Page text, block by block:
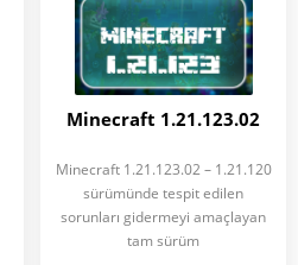
Minecraft 1.21.123.02
Minecraft 1.21.123.02 – 1.21.120
sürümünde tespit edilen
sorunları gidermeyi amaçlayan
tam sürüm